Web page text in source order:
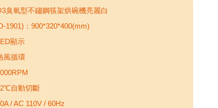
臭氧型不鏽鋼筷架烘碗機亮麗白
1901)：900*320*400(mm)
顯示
風循環
自動切斷
/ AC 110V / 60Hz